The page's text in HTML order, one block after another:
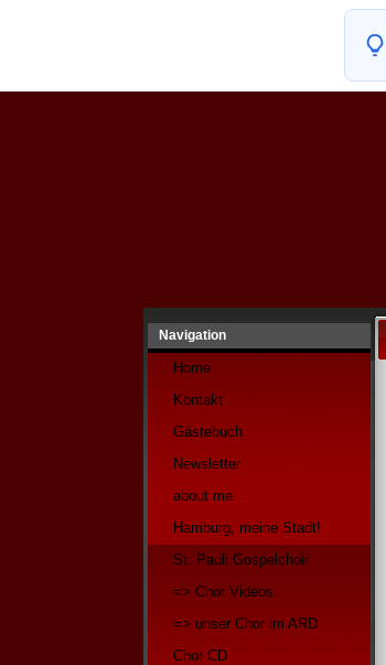
Navigation
Home
Kontakt
Gästebuch
Newsletter
about me
Hamburg, meine Stadt!
St. Pauli Gospelchoir
=> Chor Videos
=> unser Chor im ARD
Chor CD